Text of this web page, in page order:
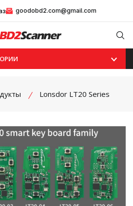
goodobd2.com@gmail.com
Lonsdor LT20 Series